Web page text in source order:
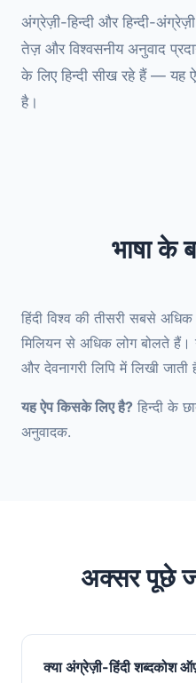
अंग्रेज़ी-हिन्दी और हिन्दी-
तेज़ और विश्वसनीय अनुवाद
के लिए हिन्दी सीख रहे हैं — यह
है।
भाषा के
हिंदी विश्व की तीसरी सबसे
मिलियन से अधिक लोग बोलते हैं।
और देवनागरी लिपि में लिखी जाती
यह ऐप किसके लिए है? हिन्दी के
अनुवादक.
अक्सर पूछे
क्या अंग्रेज़ी-हिंदी शब्दकोश